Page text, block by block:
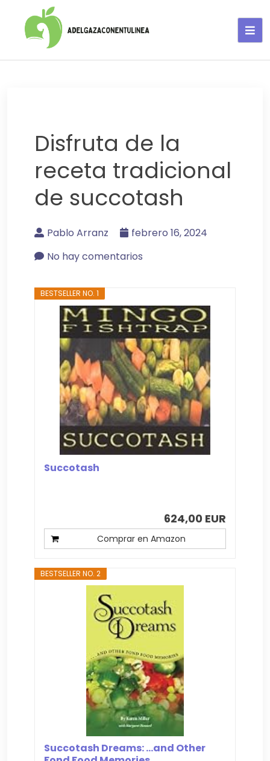
Disfruta de la
receta tradicional
de succotash
Pablo Arranz
febrero 16, 2024
No hay comentarios
BESTSELLER NO. 1
Succotash
624,00 EUR
Comprar en Amazon
BESTSELLER NO. 2
Succotash Dreams: ...and Other